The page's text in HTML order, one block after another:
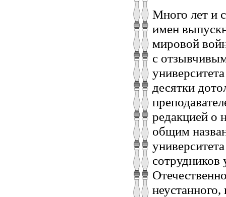
Много лет и
имен
мировой
с
десятки
редакцией о
общим
сотрудников
неустанного,